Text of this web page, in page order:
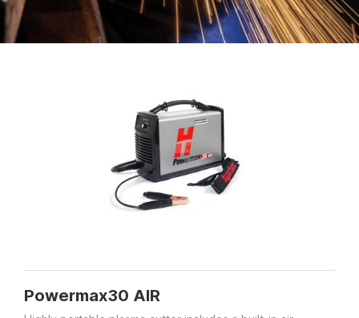
Powermax30 AIR